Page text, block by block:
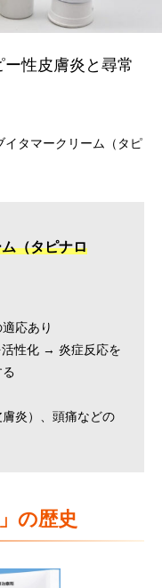
円形脱毛症になぜ「光
効くの？
～エキシマライト（紫
ー性皮膚炎と尋常
イタマークリーム（タピ
（タピナロ
応あり
活性化 → 炎症反応を
炎）、頭痛などの
の歴史